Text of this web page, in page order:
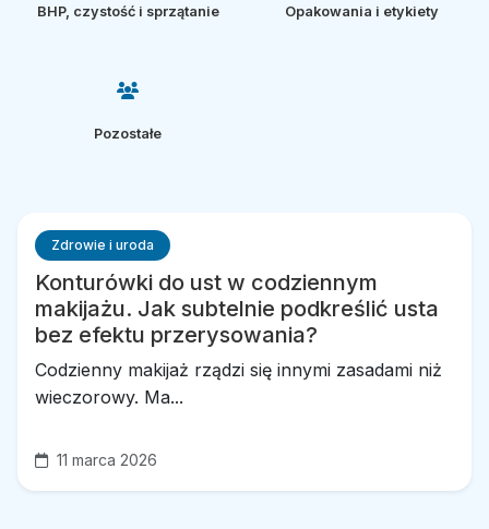
BHP, czystość i sprzątanie Opakowania i etykiety
Pozostałe
Zdrowie i uroda
Konturówki do ust w codziennym
makijażu. Jak subtelnie podkreślić usta
bez efektu przerysowania?
Codzienny makijaż rządzi się innymi zasadami niż
wieczorowy. Ma...
11 marca 2026